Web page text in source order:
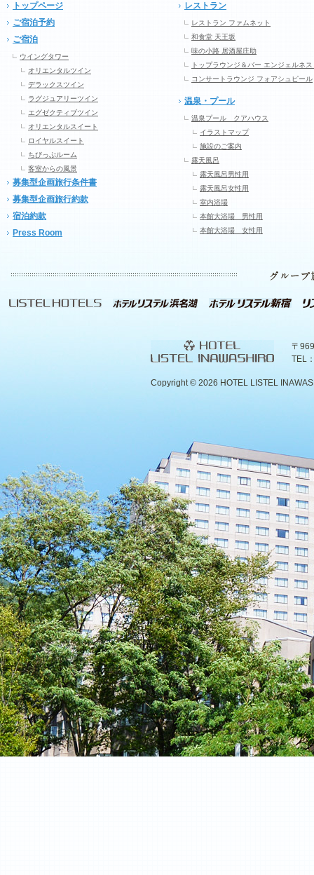
トップページ
ご宿泊予約
ご宿泊
ウイングタワー
オリエンタルツイン
デラックスツイン
ラグジュアリーツイン
エグゼクティブツイン
オリエンタルスイート
ロイヤルスイート
ちびっぷルーム
客室からの風景
募集型企画旅行条件書
募集型企画旅行約款
宿泊約款
Press Room
レストラン
レストラン ファムネット
和食堂 天王坂
味の小路 居酒屋庄助
トップラウンジ＆バー エンジェルネス
コンサートラウンジ フォアシュピール
温泉・プール
温泉プール クアハウス
イラストマップ
施設のご案内
露天風呂
露天風呂男性用
露天風呂女性用
室内浴場
本館大浴場 男性用
本館大浴場 女性用
〒
TEL
Copyright © 2026 HOTEL LISTEL